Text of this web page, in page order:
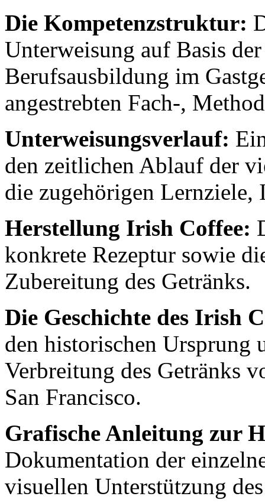
Die Kompetenzstruktur:
Unterweisung auf Basis
Berufsausbildung im
angestrebten Fach-,
Unterweisungsverlauf:
den zeitlichen Ablauf der
die zugehörigen Lernziele,
Herstellung Irish Coffee:
konkrete Rezeptur sowie
Zubereitung des Getränks.
Die Geschichte des Irish
den historischen Ursprung
Verbreitung des Getränks
San Francisco.
Grafische Anleitung zur
Dokumentation der
visuellen Unterstützung